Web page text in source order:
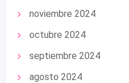
noviembre 2024
octubre 2024
septiembre 2024
agosto 2024